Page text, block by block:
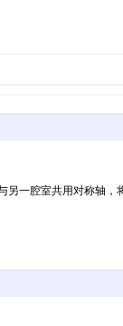
一腔室共用对称轴